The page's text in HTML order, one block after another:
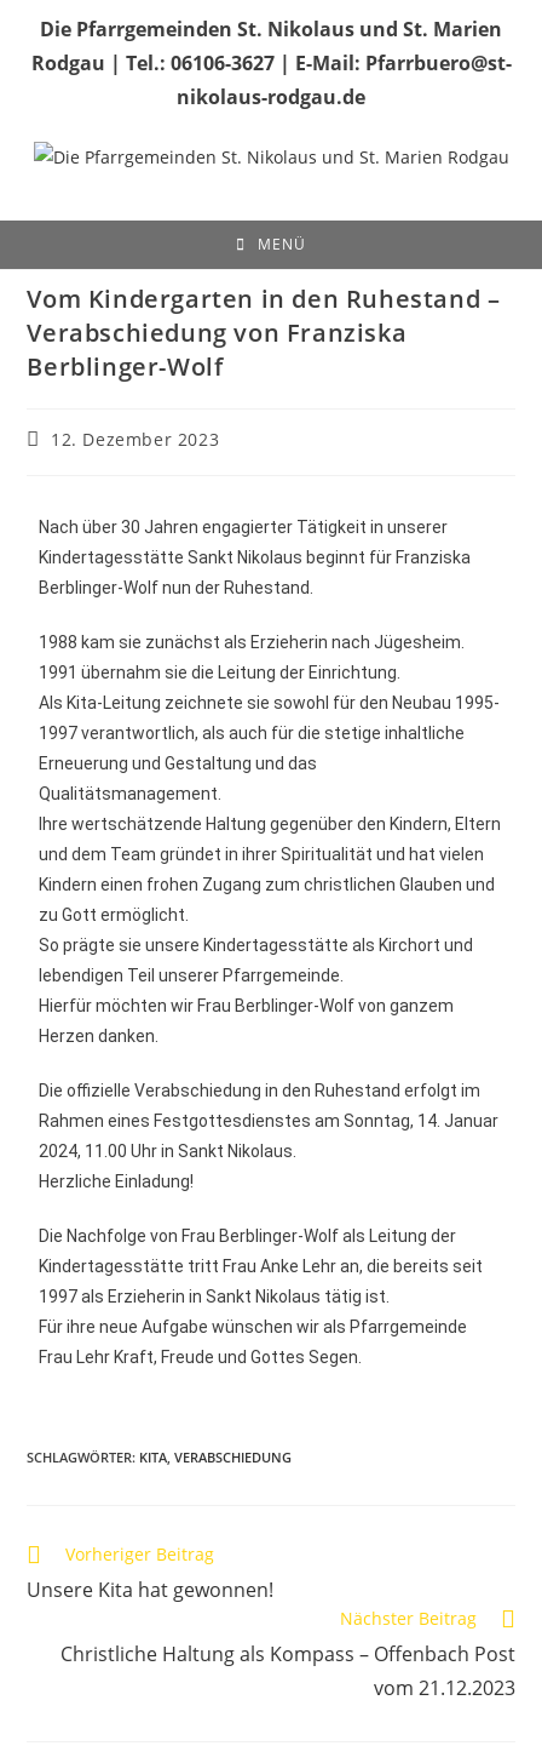
Die Pfarrgemeinden St. Nikolaus und St. Marien
Rodgau | Tel.: 06106-3627 | E-Mail: Pfarrbuero@st-
nikolaus-rodgau.de
MENÜ
Vom Kindergarten in den Ruhestand –
Verabschiedung von Franziska
Berblinger-Wolf
12. Dezember 2023
Nach über 30 Jahren engagierter Tätigkeit in unserer
Kindertagesstätte Sankt Nikolaus beginnt für Franziska
Berblinger-Wolf nun der Ruhestand.
1988 kam sie zunächst als Erzieherin nach Jügesheim.
1991 übernahm sie die Leitung der Einrichtung.
Als Kita-Leitung zeichnete sie sowohl für den Neubau 1995-
1997 verantwortlich, als auch für die stetige inhaltliche
Erneuerung und Gestaltung und das
Qualitätsmanagement.
Ihre wertschätzende Haltung gegenüber den Kindern, Eltern
und dem Team gründet in ihrer Spiritualität und hat vielen
Kindern einen frohen Zugang zum christlichen Glauben und
zu Gott ermöglicht.
So prägte sie unsere Kindertagesstätte als Kirchort und
lebendigen Teil unserer Pfarrgemeinde.
Hierfür möchten wir Frau Berblinger-Wolf von ganzem
Herzen danken.
Die offizielle Verabschiedung in den Ruhestand erfolgt im
Rahmen eines Festgottesdienstes am Sonntag, 14. Januar
2024, 11.00 Uhr in Sankt Nikolaus.
Herzliche Einladung!
Die Nachfolge von Frau Berblinger-Wolf als Leitung der
Kindertagesstätte tritt Frau Anke Lehr an, die bereits seit
1997 als Erzieherin in Sankt Nikolaus tätig ist.
Für ihre neue Aufgabe wünschen wir als Pfarrgemeinde
Frau Lehr Kraft, Freude und Gottes Segen.
SCHLAGWÖRTER: KITA VERABSCHIEDUNG
Vorheriger Beitrag
Unsere Kita hat gewonnen!
Nächster Beitrag
Christliche Haltung als Kompass – Offenbach Post
vom 21.12.2023